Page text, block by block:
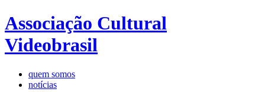
Associação Cultural
Videobrasil
quem somos
notícias